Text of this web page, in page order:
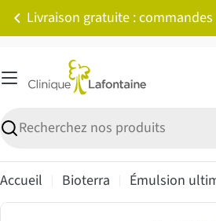
Passer
au
Livraison gratuite :
Recherche
Accueil Bioterra Émulsion